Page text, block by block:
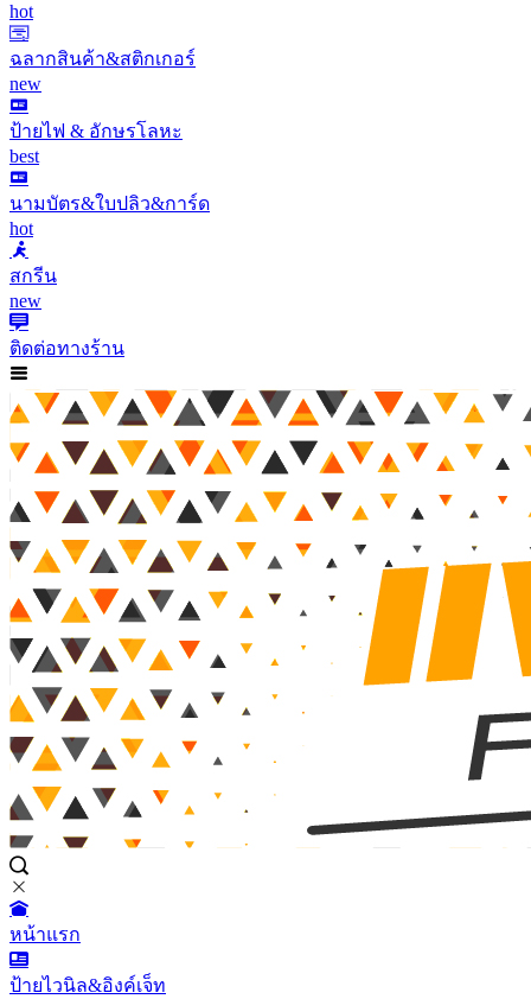
hot
ฉลากสินค้า&สติกเกอร์
new
ป้ายไฟ & อักษรโลหะ
best
นามบัตร&ใบปลิว&การ์ด
hot
สกรีน
new
ติดต่อทางร้าน
หน้าแรก
ป้ายไวนิล&อิงค์เจ็ท